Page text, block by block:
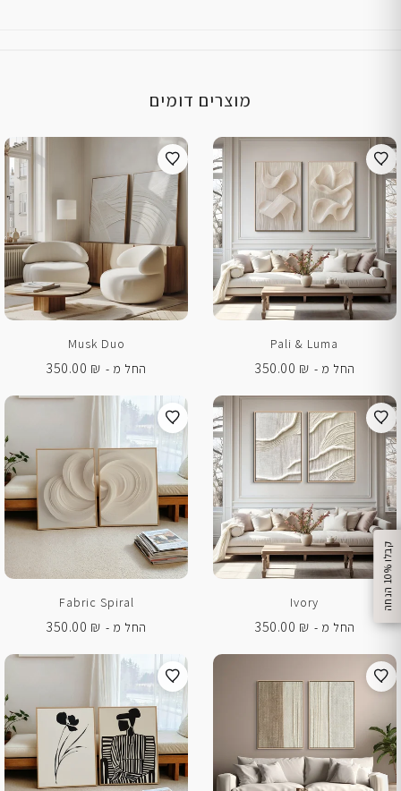
ק
ב
ל
ו
1
0
%
ה
נ
ח
ה
מוצרים דומים
Pali & Luma
החל מ -
350.00 ₪
Musk Duo
החל מ -
350.00 ₪
Ivory
החל מ -
350.00 ₪
Fabric Spiral
החל מ -
350.00 ₪